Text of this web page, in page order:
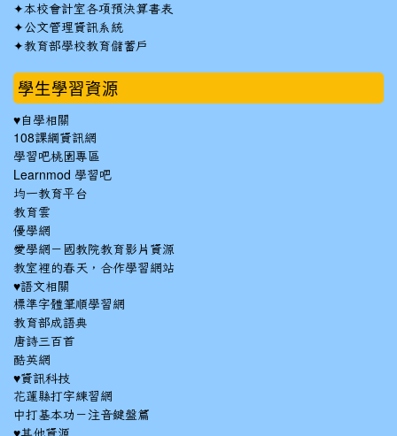
✦本校會計室各項預決算書表
✦公文管理資訊系統
✦教育部學校教育儲蓄戶
學生學習資源
♥自學相關
108課綱資訊網
學習吧桃園專區
Learnmod 學習吧
均一教育平台
教育雲
優學網
愛學網－國教院教育影片資源
教室裡的春天，合作學習網站
♥語文相關
標準字體筆順學習網
教育部成語典
唐詩三百首
酷英網
♥資訊科技
花蓮縣打字練習網
中打基本功－注音鍵盤篇
♥其他資源